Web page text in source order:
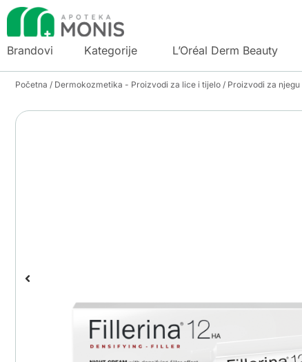
Brandovi Kategorije L’Oréal Derm Beauty
Početna / Dermokozmetika - Proizvodi za lice i tijelo / Proizvodi za njegu